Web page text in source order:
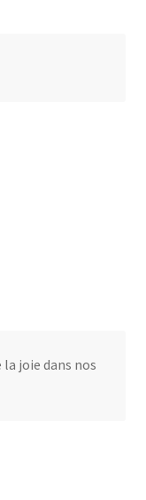
joie dans nos